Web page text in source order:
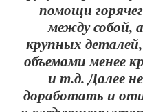
помощи
между собой,
крупных
объемами менее
и т.д. Далее
доработать и